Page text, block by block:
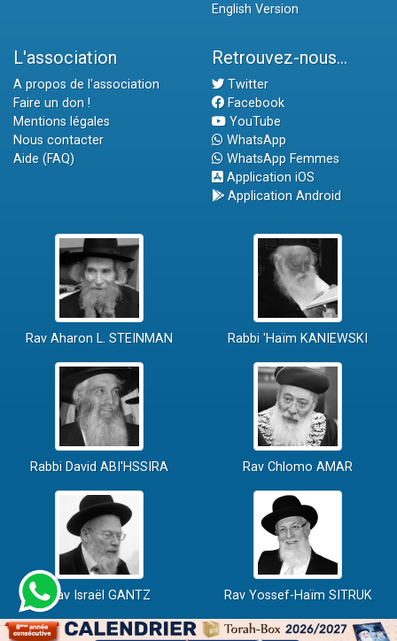
English Version
L'association
A propos de l'association
Faire un don !
Mentions légales
Nous contacter
Aide (FAQ)
Retrouvez-nous...
Twitter
Facebook
YouTube
WhatsApp
WhatsApp Femmes
Application iOS
Application Android
Rav Aharon L. STEINMAN Rabbi 'Haïm KANIEWSKI
Rabbi David ABI'HSSIRA Rav Chlomo AMAR
Rav Israël GANTZ Rav Yossef-Haïm SITRUK